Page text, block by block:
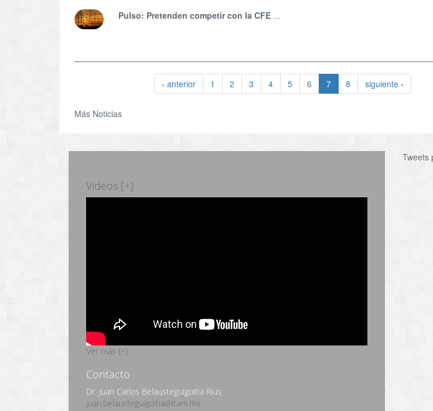
Pulso: Pretenden competir con la CFE ...
‹ anterior 1 2 3 4 5 6 7 8 siguiente ›
Más Noticias
Videos [+]
Ver más [+]
Contacto
Dr. Juan Carlos Belausteguigoitia Rius
juan.belausteguigoitia@itam.mx
Tweets